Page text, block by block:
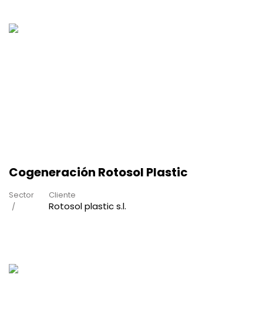
Cogeneración Rotosol Plastic
Sector Cliente
Rotosol plastic s.l.